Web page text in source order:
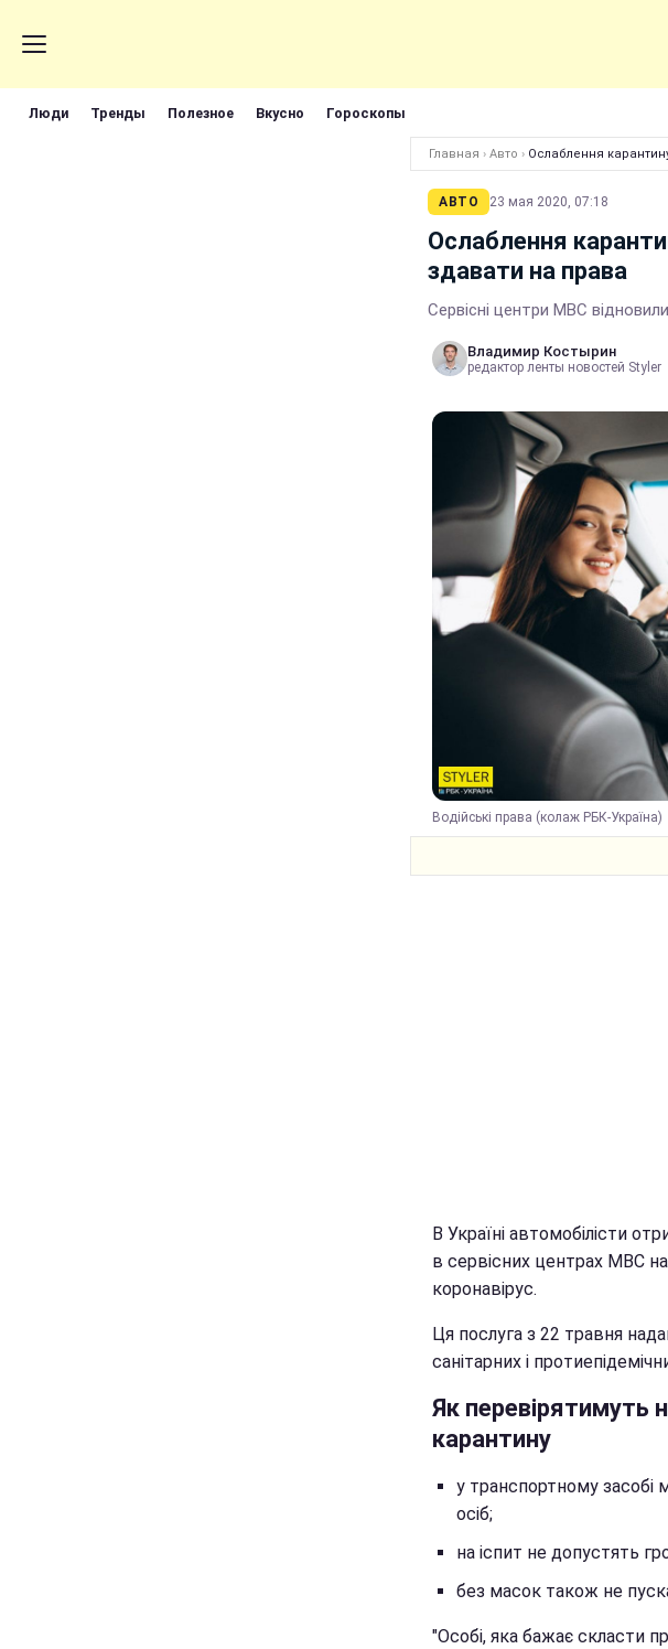
Люди Тренды Полезное Вкусно Гороскопы
Главная › Авто › Ослаблення
АВТО 23 мая 2020, 07:18
Ослаблення
здавати на права
Сервісні центри МВС
Владимир Костырин
редактор ленты новостей Styler
Водійські права (колаж РБК-Україна)
В Україні автомобілісти
в сервісних центрах МВС
коронавірус.
Ця послуга з 22 травня
санітарних і
Як перевірятимуть
карантину
у транспортному
осіб;
на іспит не допустять
без масок також не
"Особі, яка бажає скласти